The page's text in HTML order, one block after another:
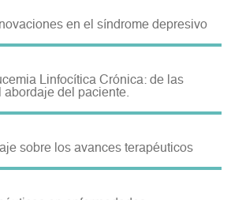
en el síndrome depresivo
Linfocítica Crónica: de las
abordaje del paciente.
sobre los avances terapéuticos